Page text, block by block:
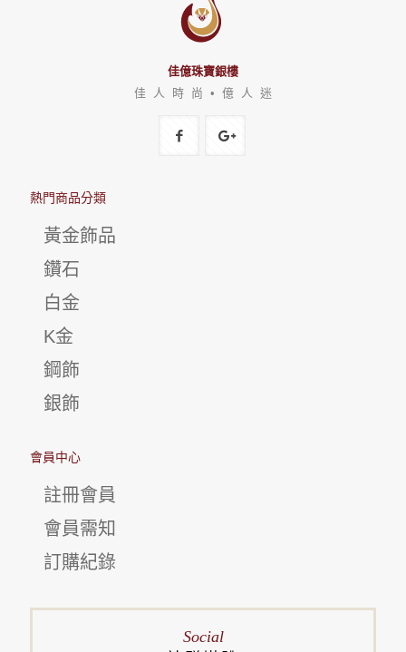
佳億珠寶銀樓
佳 人 時 尚 • 億 人 迷
熱門商品分類
黃金飾品
鑽石
白金
K金
鋼飾
銀飾
會員中心
註冊會員
會員需知
訂購紀錄
Social